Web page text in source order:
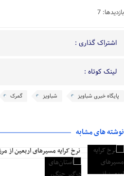
بازدیدها: 7
اشتراک گذاری :
لینک کوتاه :
پایگاه خبری شباویز شباویز گمرک
نوشته های مشابه
نرخ کرایه مسیرهای اربعین از